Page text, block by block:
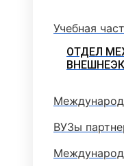
Учебная
ОТДЕЛ
ВУЗы